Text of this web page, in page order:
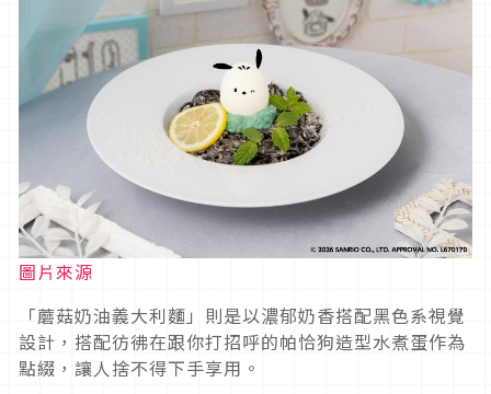
圖片來源
「蘑菇奶油義大利麵」則是以濃郁奶香搭配黑色系視覺
設計，搭配彷彿在跟你打招呼的帕恰狗造型水煮蛋作為
點綴，讓人捨不得下手享用。